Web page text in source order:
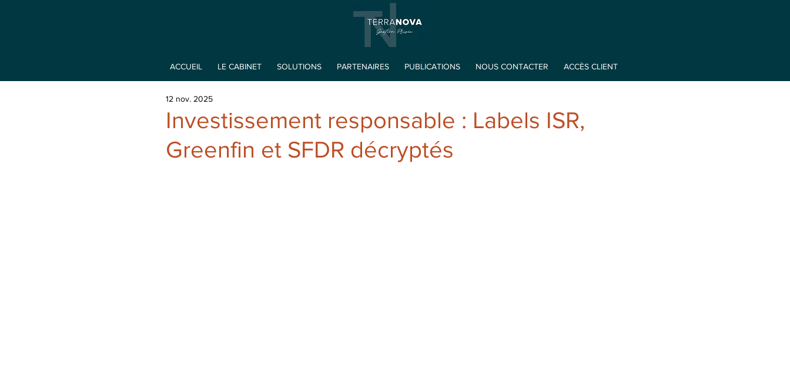
ACCUEIL LE CABINET SOLUTIONS PARTENAIRES PUBLICATIONS NOUS CONTACTER ACCÈS CLIENT
Investissement responsable : Labels ISR,
Greenfin et SFDR décryptés
12 nov. 2025